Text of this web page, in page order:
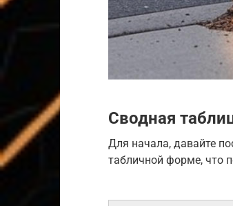
Сводная
Для начала, давайте
табличной форме, что